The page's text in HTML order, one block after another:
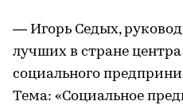
— Игорь Седых,
лучших в стране
социального
Тема: «Социальное